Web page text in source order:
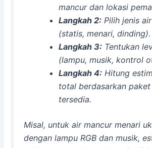
mancur dan lokasi
Langkah 2:Pilih jenis
(statis, menari, dinding).
Langkah 3:Tentukan
(lampu, musik, kontrol
Langkah 4:Hitung
total berdasarkan
tersedia.
Misal, untuk air mancur menari
dengan lampu RGB dan musik,